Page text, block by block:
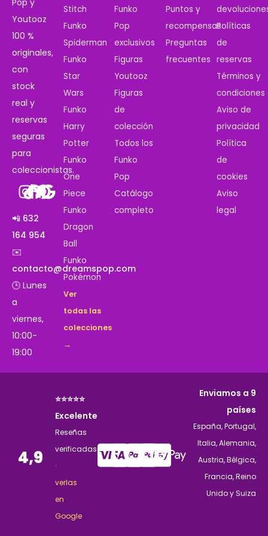
Pop y
Youtooz
100 %
originales,
con
stock
real y
reservas
seguras
para
coleccionistas.
📲 632
164 954
✉️
contacto@dreamspop.com
🕒 Lunes
a
viernes,
10:00-
19:00
Stitch
Funko
Spiderman
Funko
Star
Wars
Funko
Harry
Potter
Funko
One
Piece
Funko
Dragon
Ball
Funko
Pokémon
Ver
todas las
colecciones
→
Funko
Pop
exclusivos
Figuras
Youtooz
Figuras
de
colección
Todos los
Funko
Pop
Catálogo
completo
Puntos y
recompensas
Preguntas
frecuentes
Políticas
de
reservas
Términos y
condiciones
Aviso de
privacidad
Política
de
cookies
Aviso
legal
4,9
⭐⭐⭐⭐⭐
Excelente
Reseñas
verificadas
·
verlas
en
Google
Enviamos a 9
países
España, Portugal,
Italia, Alemania,
Austria, Bélgica,
Francia, Reino
Unido y Suiza